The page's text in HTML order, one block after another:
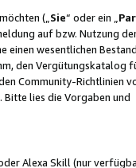
(„Sie“ oder ein „
auf bzw. Nutzung
einen wesentlichen
den Vergütungskatalog
Community-Richtlinien
lies die Vorgaben und
Alexa Skill (nur